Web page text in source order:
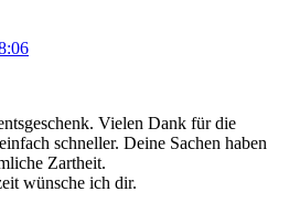
Vielen Dank für die
schneller. Deine Sachen haben
Zartheit.
wünsche ich dir.